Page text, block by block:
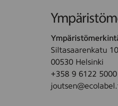
Siltasaarenkatu 10
00530 Helsinki
+358 9 6122 5000